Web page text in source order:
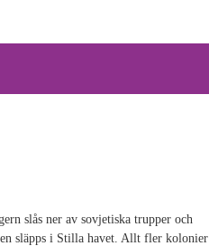
slås ner av sovjetiska trupper och
släpps i Stilla havet. Allt fler kolonier